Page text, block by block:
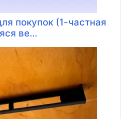
покупок (1-частная
ве...